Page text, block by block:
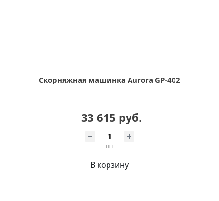
Скорняжная машинка Aurora GP-402
33 615 руб.
шт
В корзину